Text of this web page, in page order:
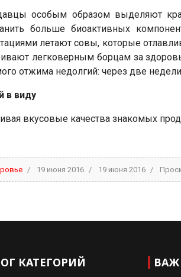
особым образом выделяют
больше биоактивных
летают совы, которые
легковерным борцам за
отжима недолгий: через две
в виду
вкусовые качества знакомых
19 июня 2016 19 июня 2016
КАТЕГОРИЙ